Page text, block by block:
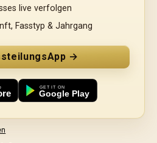
live verfolgen
Fasstyp & Jahrgang
→
Jetzt bei Google Play